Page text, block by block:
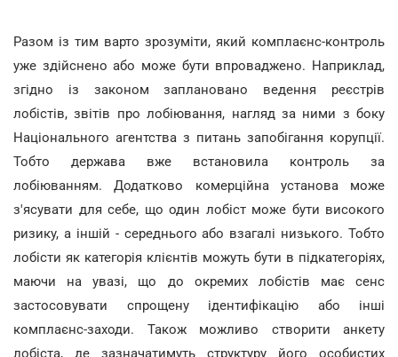
Разом із тим варто зрозуміти, який комплаєнс-контроль
уже здійснено або може бути впроваджено. Наприклад,
згідно із законом заплановано ведення реєстрів
лобістів, звітів про лобіювання, нагляд за ними з боку
Національного агентства з питань запобігання корупції.
Тобто держава вже встановила контроль за
лобіюванням. Додатково комерційна установа може
з'ясувати для себе, що один лобіст може бути високого
ризику, а іншій - середнього або взагалі низького. Тобто
лобісти як категорія клієнтів можуть бути в підкатегоріях,
маючи на увазі, що до окремих лобістів має сенс
застосовувати спрощену ідентифікацію або інші
комплаєнс-заходи. Також можливо створити анкету
лобіста, де зазначатимуть структуру його особистих